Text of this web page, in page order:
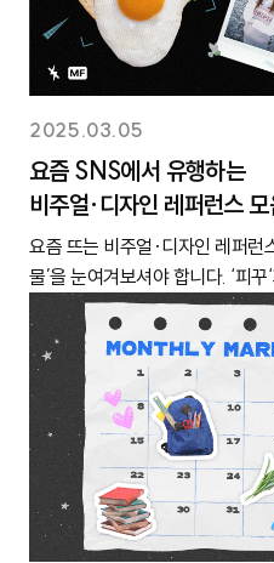
트를 짚어 봤습니다. 1. Z세대가 ‘
5: 한강공원 피크닉, 에버랜드
디션, 봄이 좋냐(10CM)음식: 스
수공원, 경복궁 생과방, 제주도,
공원, 에버랜드인물/캐릭터: 폼폼
트: 여의도 벚꽃 축제, 올해도 글
서울재즈페스티벌, 에버랜드 튤
기), 봄이 좋냐(10CM), 봄 사람
(달담), 봄날(BTS), 200%(악동
학교CC, 새학기, 도시락, 등산,
하트시그널(예능), 러닝화, 다이
일은 시즌 마케팅 치트키!봄과 어
린’, ‘데이식스 원필’이 꼽혔는데
문이에요(폼폼푸린 생일: 4월
일). Z세대는 최애 캐릭터, 아이
하게 생각하는 경향이 있는데요.
뒤바뀐 겁니다. 뿐만 아니라 유
능’, ‘AI 챗봇’ 등 신규 기능을 적
의 SNS 이용 패턴도 과거보다
SNS 사용 양상이나 문화를 고
하면 효율이 낮게 나올 수밖에 없
습니다. Z세대 295인에게 ① 인
로그/ 틱톡/ 스레드 중 가장 많
랫폼별 Z세대가 가장 많이 소비
이용 패턴에 대해 물었어요. 그리
터뷰 답변을 리포트처럼 정리했
플랫폼 별 이미지우선, Z세대에
었습니다. 가장 높은 순위를 차지
(98%)’과 ‘유튜브(96.3%)’였
히 Z세대 사이에서 가장 대중적
확인할 수 있습니다. 반면, 가장
(18.3%)’이었어요. 올해 기준,
세대로 분류되는데요. 틱톡의
요즘 SNS에서 유행하는
비주얼·디자인 레퍼런스
요즘 뜨는 비주얼·디자인 레퍼런
물’을 눈여겨보셔야 합니다. ‘피
했거든요.날것의 사진을 실시간
Z세대가, 다시 사진을 공들여 꾸
메이크업만큼이나 사진 꾸미기
각적으로 피드를 꾸미는 아이돌이
불리며 빠르게 신규 팔로워를 모
정들이 알고리즘이나 돋보기란
우하게 되는 것 같아요. 피꾸를
다’고 칭찬하기도 해요. 장난을
만큼 트렌디하다는 뜻이죠! 또래
2025.03.05